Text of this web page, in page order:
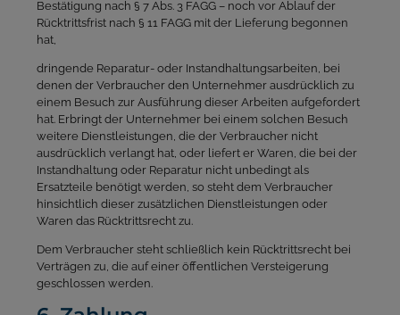
Bestätigung nach § 7 Abs. 3 FAGG – noch vor Ablauf der
Rücktrittsfrist nach § 11 FAGG mit der Lieferung begonnen
hat,
dringende Reparatur- oder Instandhaltungsarbeiten, bei
denen der Verbraucher den Unternehmer ausdrücklich zu
einem Besuch zur Ausführung dieser Arbeiten aufgefordert
hat. Erbringt der Unternehmer bei einem solchen Besuch
weitere Dienstleistungen, die der Verbraucher nicht
ausdrücklich verlangt hat, oder liefert er Waren, die bei der
Instandhaltung oder Reparatur nicht unbedingt als
Ersatzteile benötigt werden, so steht dem Verbraucher
hinsichtlich dieser zusätzlichen Dienstleistungen oder
Waren das Rücktrittsrecht zu.
Dem Verbraucher steht schließlich kein Rücktrittsrecht bei
Verträgen zu, die auf einer öffentlichen Versteigerung
geschlossen werden.